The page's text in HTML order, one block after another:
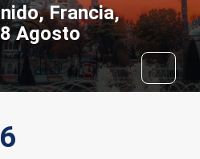
Francia,
Agosto